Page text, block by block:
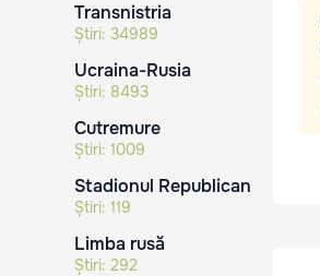
Transnistria
Știri: 34989
Ucraina-Rusia
Știri: 8493
Cutremure
Știri: 1009
Stadionul Republican
Știri: 119
Limba rusă
Știri: 292